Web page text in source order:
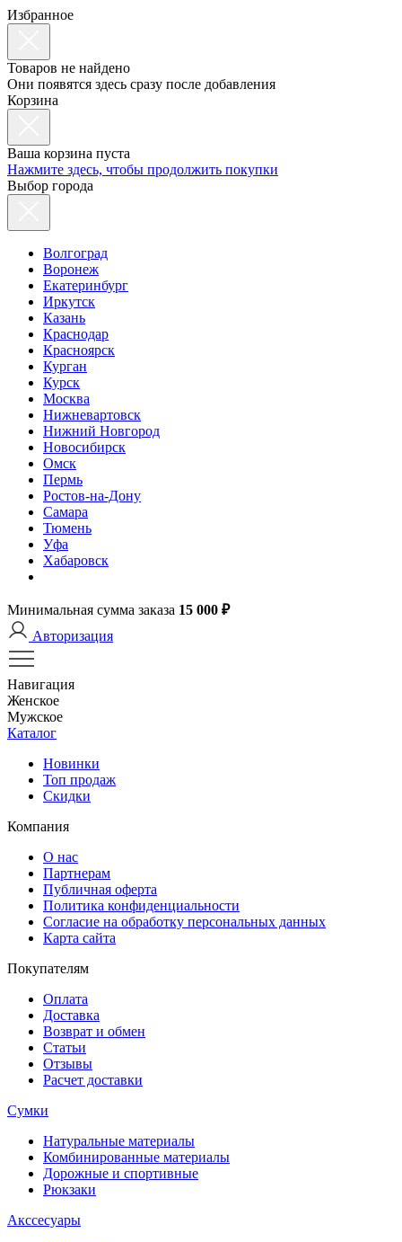
Избранное
Товаров не найдено
Они появятся здесь сразу после добавления
Корзина
Ваша корзина пуста
Нажмите здесь, чтобы продолжить покупки
Выбор города
Волгоград
Воронеж
Екатеринбург
Иркутск
Казань
Краснодар
Красноярск
Курган
Курск
Москва
Нижневартовск
Нижний Новгород
Новосибирск
Омск
Пермь
Ростов-на-Дону
Самара
Тюмень
Уфа
Хабаровск
Минимальная сумма заказа 15 000 ₽
Авторизация
Навигация
Женское
Мужское
Каталог
Новинки
Топ продаж
Скидки
Компания
О нас
Партнерам
Публичная оферта
Политика конфиденциальности
Согласие на обработку персональных данных
Карта сайта
Покупателям
Оплата
Доставка
Возврат и обмен
Статьи
Отзывы
Расчет доставки
Сумки
Натуральные материалы
Комбинированные материалы
Дорожные и спортивные
Рюкзаки
Акссесуары